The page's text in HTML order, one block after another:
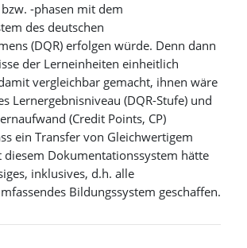
-phasen mit dem
des deutschen
(DQR) erfolgen würde. Denn dann
der Lerneinheiten einheitlich
vergleichbar gemacht, ihnen wäre
Lernergebnisniveau (DQR-Stufe) und
(Credit Points, CP)
ein Transfer von Gleichwertigem
Dokumentationssystem hätte
inklusives, d.h. alle
Bildungssystem geschaffen.